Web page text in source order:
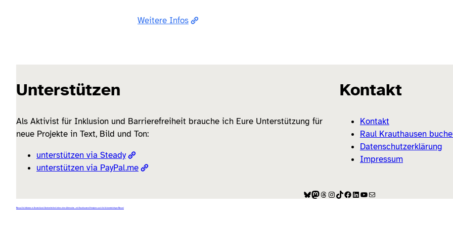
Weitere Infos
Unterstützen
Als Aktivist für Inklusion und Barrierefreiheit brauche ich Eure Unterstützung für
neue Projekte in Text, Bild und Ton:
unterstützen via Steady
unterstützen via PayPal.me
Kontakt
Kontakt
Raul Krauthausen
Datenschutzerklärung
Impressum
Bluesky
Mastodon
Threads
Instagram
TikTok
Facebook
LinkedIn
YouTube
E-Mail
Manual für Inklusion in Deutschland: Barrierefreiheit leben ohne Alternative – mit Krauthausens Prinzipien auch für Schornsteinfeger Manuel